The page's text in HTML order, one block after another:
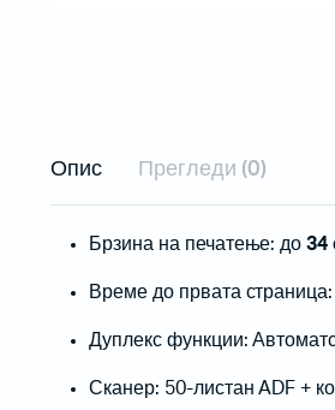
Бар-код читачи за на маса
Жичани бар-код читачи
Опис Прегледи (0)
Брзина на печатење: до34
Време до првата
Дуплекс функции:
Сканер: 50-листан ADF +